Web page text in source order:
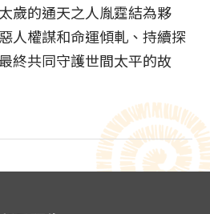
歲的通天之人胤霆結為夥
人權謀和命運傾軋、持續探
終共同守護世間太平的故